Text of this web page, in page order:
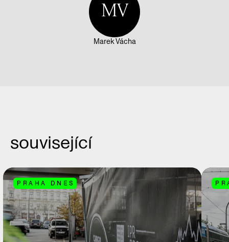
MV
Marek Vácha
související
PRAHA DNES